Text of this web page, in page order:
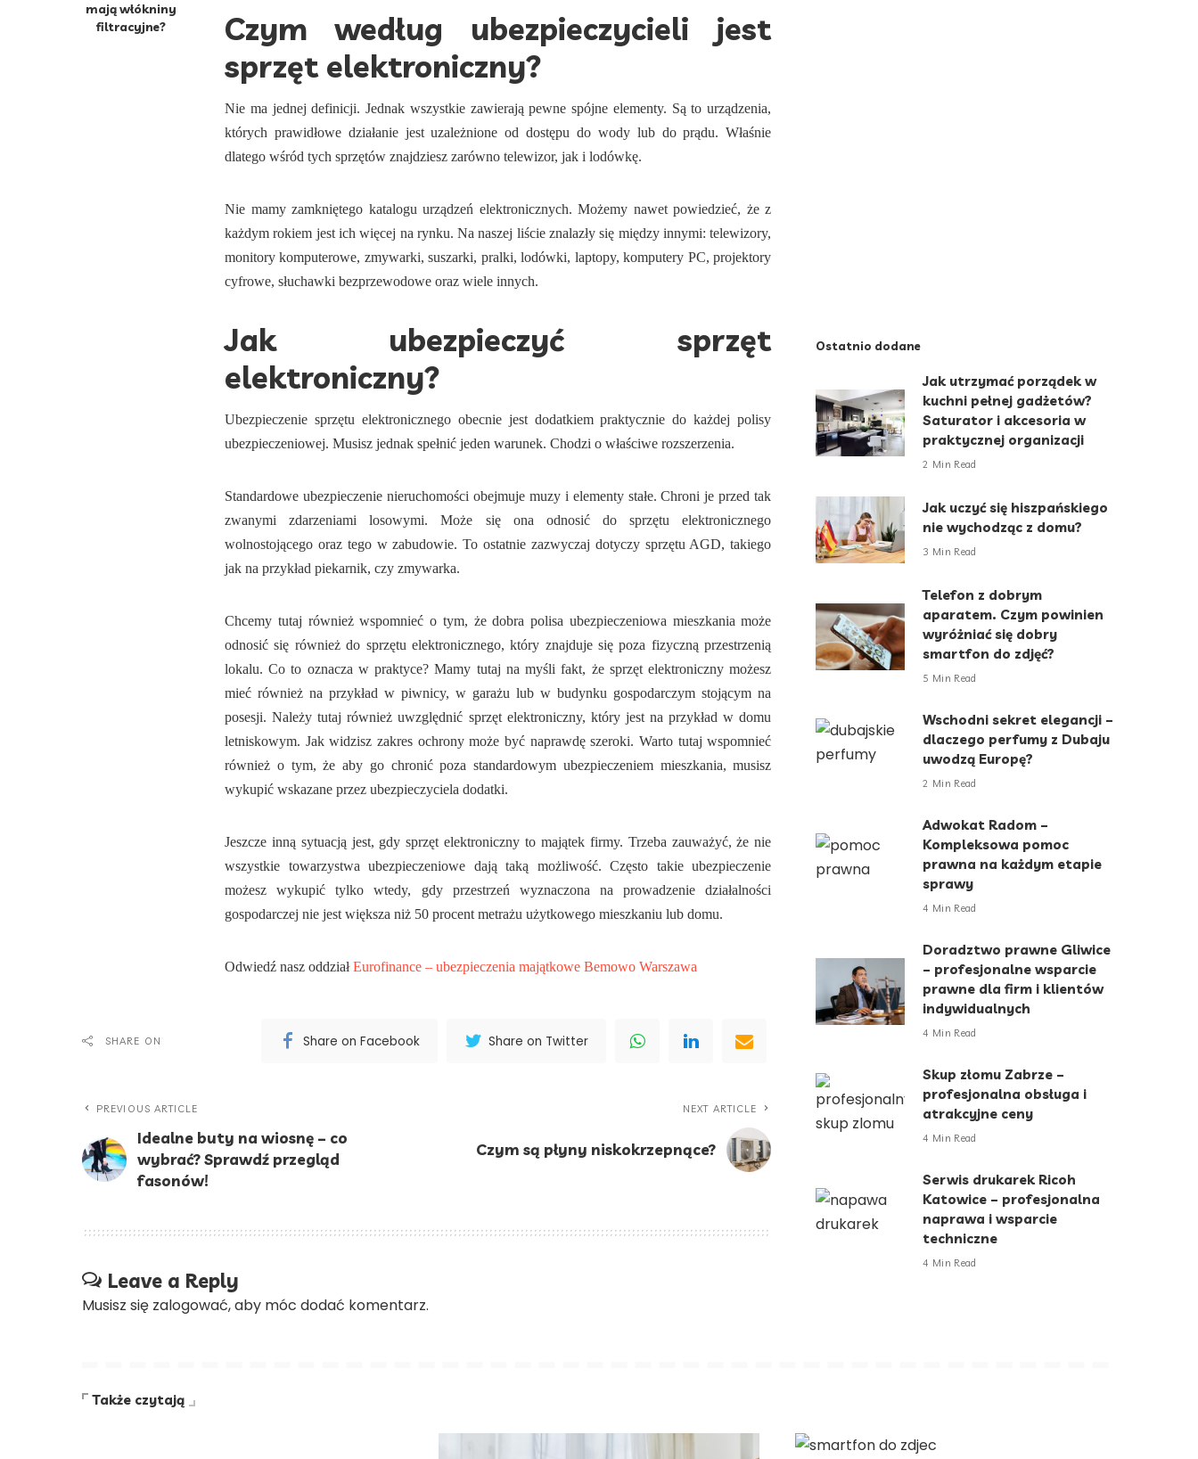
mają włókniny
filtracyjne?
Czym według ubezpieczycieli jest
sprzęt elektroniczny?
Nie ma jednej definicji. Jednak wszystkie zawierają pewne spójne elementy. Są to urządzenia,
których prawidłowe działanie jest uzależnione od dostępu do wody lub do prądu. Właśnie
dlatego wśród tych sprzętów znajdziesz zarówno telewizor, jak i lodówkę.
Nie mamy zamkniętego katalogu urządzeń elektronicznych. Możemy nawet powiedzieć, że z
każdym rokiem jest ich więcej na rynku. Na naszej liście znalazły się między innymi: telewizory,
monitory komputerowe, zmywarki, suszarki, pralki, lodówki, laptopy, komputery PC, projektory
cyfrowe, słuchawki bezprzewodowe oraz wiele innych.
Jak ubezpieczyć sprzęt
elektroniczny?
Ubezpieczenie sprzętu elektronicznego obecnie jest dodatkiem praktycznie do każdej polisy
ubezpieczeniowej. Musisz jednak spełnić jeden warunek. Chodzi o właściwe rozszerzenia.
Standardowe ubezpieczenie nieruchomości obejmuje muzy i elementy stałe. Chroni je przed tak
zwanymi zdarzeniami losowymi. Może się ona odnosić do sprzętu elektronicznego
wolnostojącego oraz tego w zabudowie. To ostatnie zazwyczaj dotyczy sprzętu AGD, takiego
jak na przykład piekarnik, czy zmywarka.
Chcemy tutaj również wspomnieć o tym, że dobra polisa ubezpieczeniowa mieszkania może
odnosić się również do sprzętu elektronicznego, który znajduje się poza fizyczną przestrzenią
lokalu. Co to oznacza w praktyce? Mamy tutaj na myśli fakt, że sprzęt elektroniczny możesz
mieć również na przykład w piwnicy, w garażu lub w budynku gospodarczym stojącym na
posesji. Należy tutaj również uwzględnić sprzęt elektroniczny, który jest na przykład w domu
letniskowym. Jak widzisz zakres ochrony może być naprawdę szeroki. Warto tutaj wspomnieć
również o tym, że aby go chronić poza standardowym ubezpieczeniem mieszkania, musisz
wykupić wskazane przez ubezpieczyciela dodatki.
Jeszcze inną sytuacją jest, gdy sprzęt elektroniczny to majątek firmy. Trzeba zauważyć, że nie
wszystkie towarzystwa ubezpieczeniowe dają taką możliwość. Często takie ubezpieczenie
możesz wykupić tylko wtedy, gdy przestrzeń wyznaczona na prowadzenie działalności
gospodarczej nie jest większa niż 50 procent metrażu użytkowego mieszkaniu lub domu.
Odwiedź nasz oddziałEurofinance – ubezpieczenia majątkowe Bemowo Warszawa
SHARE ON Share on Facebook Share on Twitter
PREVIOUS ARTICLE
Idealne buty na wiosnę – co
wybrać? Sprawdź przegląd
fasonów!
NEXT ARTICLE
Czym są płyny niskokrzepnące?
Leave a Reply
Musisz się zalogować, aby móc dodać komentarz.
Ostatnio dodane
Jak utrzymać porządek w
kuchni pełnej gadżetów?
Saturator i akcesoria w
praktycznej organizacji
2 Min Read
Jak uczyć się hiszpańskiego
nie wychodząc z domu?
3 Min Read
Telefon z dobrym
aparatem. Czym powinien
wyróżniać się dobry
smartfon do zdjęć?
5 Min Read
Wschodni sekret elegancji –
dlaczego perfumy z Dubaju
uwodzą Europę?
2 Min Read
Adwokat Radom –
Kompleksowa pomoc
prawna na każdym etapie
sprawy
4 Min Read
Doradztwo prawne Gliwice
– profesjonalne wsparcie
prawne dla firm i klientów
indywidualnych
4 Min Read
Skup złomu Zabrze –
profesjonalna obsługa i
atrakcyjne ceny
4 Min Read
Serwis drukarek Ricoh
Katowice – profesjonalna
naprawa i wsparcie
techniczne
4 Min Read
Także czytają